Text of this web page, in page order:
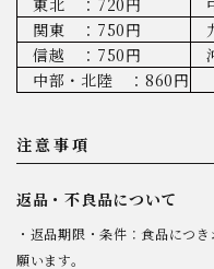
東北 ：720円
関東 ：750円
信越 ：750円
中部・北陸 ：860円
注意事項
返品・不良品について
・返品期限・条件：食品につ
願います。